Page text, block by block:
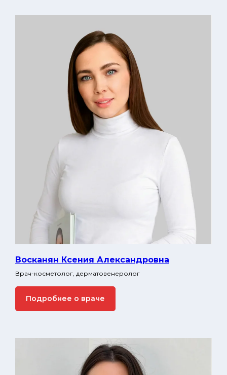
Восканян Ксения Александровна
Врач-косметолог, дерматовенеролог
Подробнее о враче